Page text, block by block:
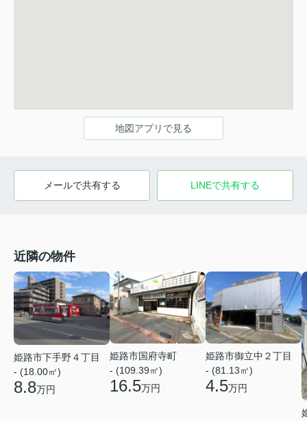
地図アプリで見る
メールで共有する LINEで共有する
近隣の物件
姫路市下手野４丁目
- (18.00㎡)
8.8万円
姫路市国府寺町
- (109.39㎡)
16.5万円
姫路市御立中２丁目
- (81.13㎡)
4.5万円